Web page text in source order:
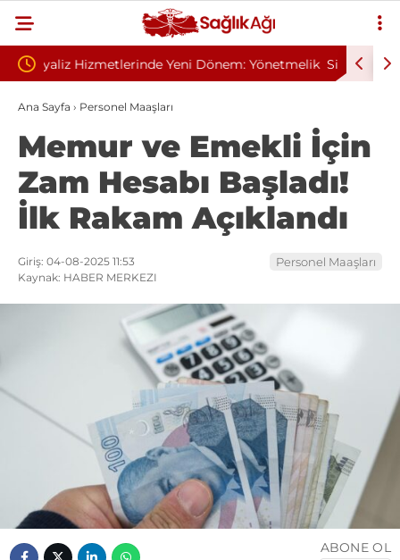
Yönetmelik Sivilce Sandı, Cilt Kanseri Çıktı: Ameliyattan 60
Dikişle Uyandı
Ana Sayfa › Personel Maaşları
Memur ve Emekli İçin
Zam Hesabı Başladı!
İlk Rakam Açıklandı
Giriş: 04-08-2025 11:53
Kaynak: HABER MERKEZI
Personel Maaşları
ABONE OL